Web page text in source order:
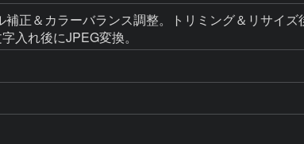
正＆カラーバランス調整。トリミング＆リサイズ
入れ後にJPEG変換。